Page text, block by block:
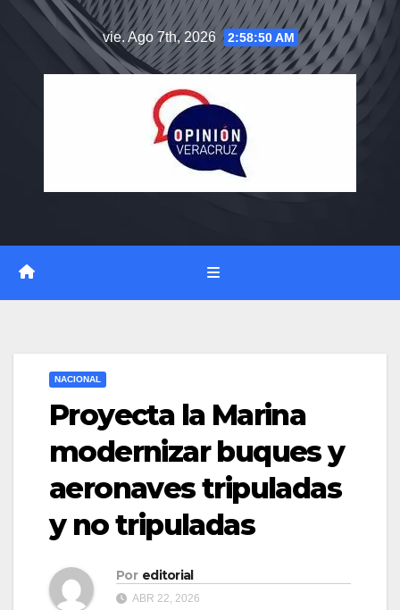
vie. Ago 7th, 2026 2:58:51 AM
NACIONAL
Proyecta la Marina
modernizar buques y
aeronaves tripuladas
y no tripuladas
Por editorial
ABR 22, 2026